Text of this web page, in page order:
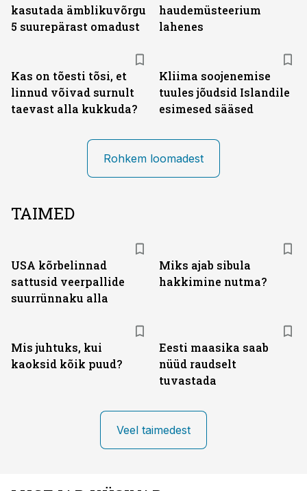
kasutada ämblikuvõrgu
5 suurepärast omadust
haudemüsteerium
lahenes
Kas on tõesti tõsi, et
linnud võivad surnult
taevast alla kukkuda?
Kliima soojenemise
tuules jõudsid Islandile
esimesed sääsed
Rohkem loomadest
TAIMED
USA kõrbelinnad
sattusid veerpallide
suurrünnaku alla
Miks ajab sibula
hakkimine nutma?
Mis juhtuks, kui
kaoksid kõik puud?
Eesti maasika saab
nüüd raudselt
tuvastada
Veel taimedest